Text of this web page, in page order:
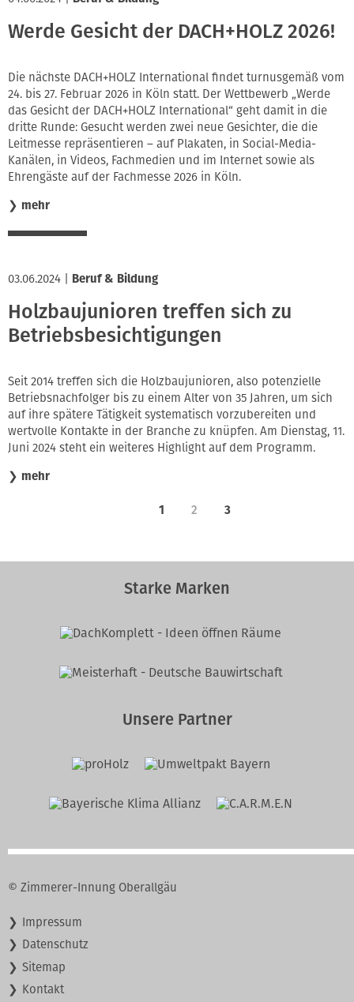
Werde Gesicht der DACH+HOLZ 2026!
Die nächste DACH+HOLZ International findet turnusgemäß vom
24. bis 27. Februar 2026 in Köln statt. Der Wettbewerb „Werde
das Gesicht der DACH+HOLZ International“ geht damit in die
dritte Runde: Gesucht werden zwei neue Gesichter, die die
Leitmesse repräsentieren – auf Plakaten, in Social-Media-
Kanälen, in Videos, Fachmedien und im Internet sowie als
Ehrengäste auf der Fachmesse 2026 in Köln.
❯ mehr
03.06.2024 Beruf & Bildung
Holzbaujunioren treffen sich zu
Betriebsbesichtigungen
Seit 2014 treffen sich die Holzbaujunioren, also potenzielle
Betriebsnachfolger bis zu einem Alter von 35 Jahren, um sich
auf ihre spätere Tätigkeit systematisch vorzubereiten und
wertvolle Kontakte in der Branche zu knüpfen. Am Dienstag, 11.
Juni 2024 steht ein weiteres Highlight auf dem Programm.
❯ mehr
1 2 3
Starke Marken
Unsere Partner
© Zimmerer-Innung Oberallgäu
Navigation
überspringen
Impressum
Datenschutz
Sitemap
Kontakt